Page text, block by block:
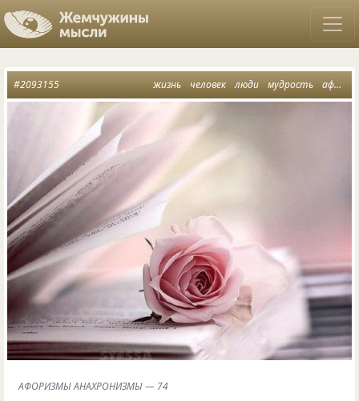
жизнь человек люди мудрость афоризмы анахронизмы
#2093155
АФОРИЗМЫ АНАХРОНИЗМЫ — 74